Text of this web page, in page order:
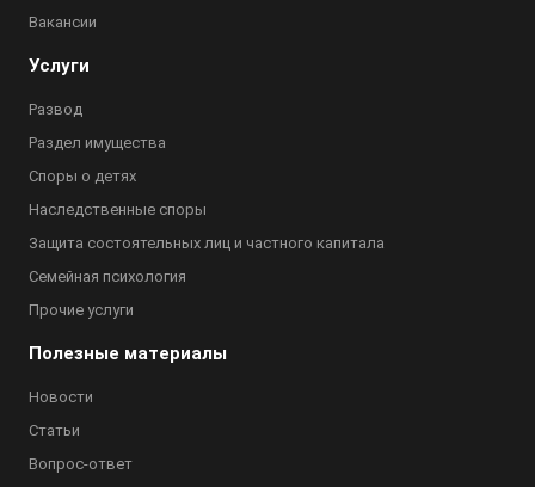
Вакансии
Услуги
Развод
Раздел имущества
Споры о детях
Наследственные споры
Защита состоятельных лиц и частного капитала
Семейная психология
Прочие услуги
Полезные материалы
Новости
Статьи
Вопрос-ответ